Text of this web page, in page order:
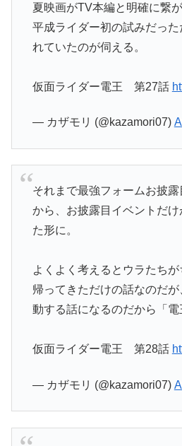
夏映画がTV本編と明確に繋
平成ライダー初の試みだっ
れていたのが伺える。
仮面ライダー電王 第27話
— カザモリ (@kazamori07)
それまで最強フォームお披
から、お披露目イベントだ
た形に。
よくよく考えるとウラたち
帰ってきただけの話なのだ
動する話になるのだから「電
仮面ライダー電王 第28話
— カザモリ (@kazamori07)